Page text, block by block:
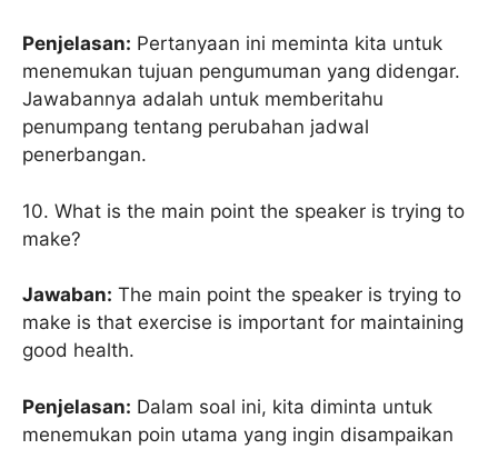
Penjelasan: Pertanyaan ini meminta kita untuk
menemukan tujuan pengumuman yang didengar.
Jawabannya adalah untuk memberitahu
penumpang tentang perubahan jadwal
penerbangan.
10. What is the main point the speaker is trying to
make?
Jawaban: The main point the speaker is trying to
make is that exercise is important for maintaining
good health.
Penjelasan: Dalam soal ini, kita diminta untuk
menemukan poin utama yang ingin disampaikan